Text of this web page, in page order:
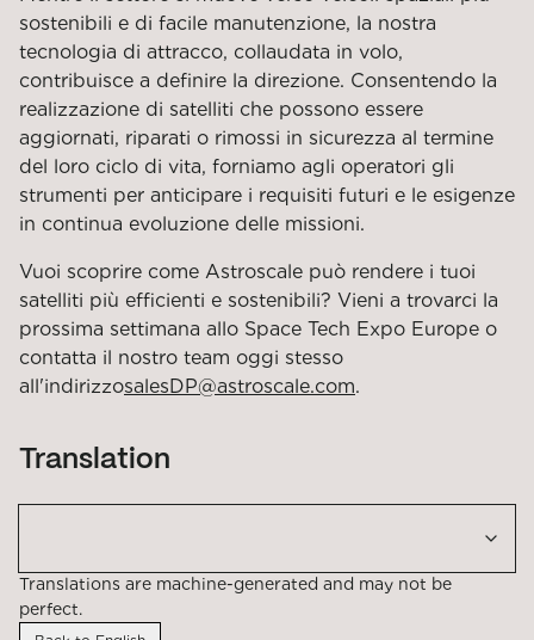
sostenibili e di facile manutenzione, la nostra
tecnologia di attracco, collaudata in volo,
contribuisce a definire la direzione. Consentendo la
realizzazione di satelliti che possono essere
aggiornati, riparati o rimossi in sicurezza al termine
del loro ciclo di vita, forniamo agli operatori gli
strumenti per anticipare i requisiti futuri e le esigenze
in continua evoluzione delle missioni.
Vuoi scoprire come Astroscale può rendere i tuoi
satelliti più efficienti e sostenibili? Vieni a trovarci la
prossima settimana allo Space Tech Expo Europe o
contatta il nostro team oggi stesso
all'indirizzosalesDP@astroscale.com.
Translation
Translations are machine-generated and may not be
perfect.